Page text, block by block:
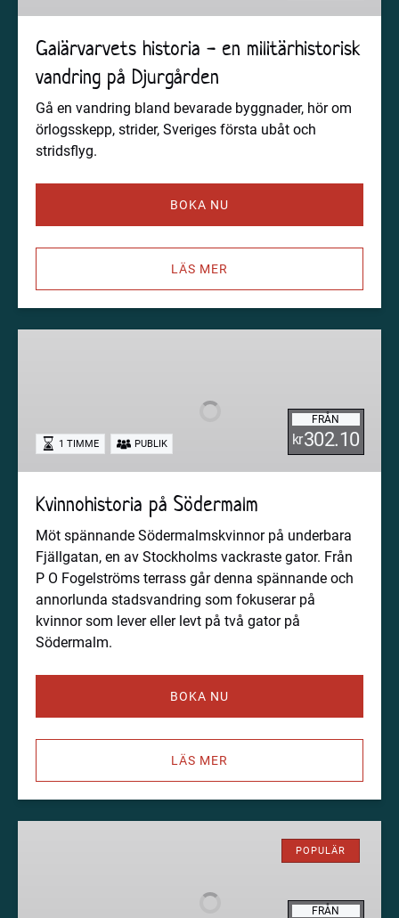
på
Galärvarvets historia - en militärhistorisk
vandring på Djurgården
Gå en vandring bland bevarade byggnader, hör om
örlogsskepp, strider, Sveriges första ubåt och
stridsflyg.
BOKA NU
LÄS MER
FRÅN
kr302.10
1 TIMME PUBLIK
Kvinnohistoria på Södermalm
Möt spännande Södermalmskvinnor på underbara
Fjällgatan, en av Stockholms vackraste gator. Från
P O Fogelströms terrass går denna spännande och
annorlunda stadsvandring som fokuserar på
kvinnor som lever eller levt på två gator på
Södermalm.
BOKA NU
LÄS MER
POPULÄR
FRÅN